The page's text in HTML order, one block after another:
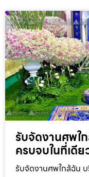
รับจัดงานศพใ
ครบจบในที่เดี
รับจัดงานศพใกล้ฉัน